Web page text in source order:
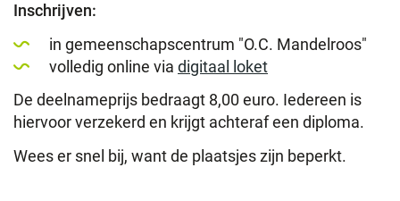
Inschrijven:
in gemeenschapscentrum "O.C. Mandelroos"
volledig online via digitaal loket
De deelnameprijs bedraagt 8,00 euro. Iedereen is
hiervoor verzekerd en krijgt achteraf een diploma.
Wees er snel bij, want de plaatsjes zijn beperkt.